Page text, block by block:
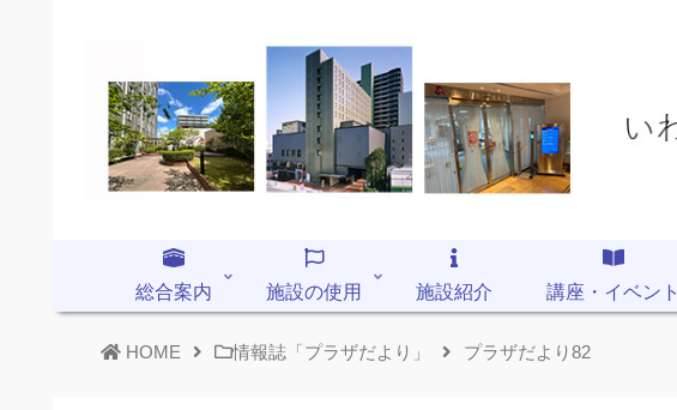
総合案内 施設の使用 施設紹介 講座・イベント
HOME 情報誌「プラザだより」 プラザだより82